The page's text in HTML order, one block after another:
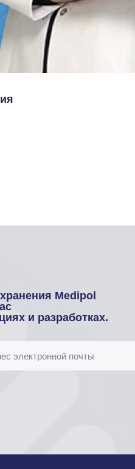
Medipol
и разработках.